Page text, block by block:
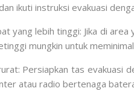
ikuti instruksi evakuasi
yang lebih tinggi: Jika di
mungkin untuk
Persiapkan tas evakuasi
atau radio bertenaga